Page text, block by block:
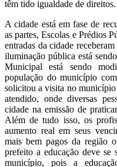
têm tido igualdade de direitos.
A cidade está em fase de
as partes, Escolas e Prédios
entradas da cidade
iluminação pública está
Municipal está sendo
população do município
solicitou a visita no
atendido, onde diversas
cidade na emissão de
Além de tudo isso, os
aumento real em seus
mais bem pagos da região
prefeito a educação deve se
município, pois a